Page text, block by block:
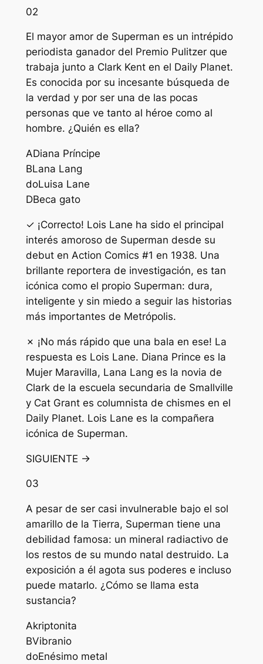
02
El mayor amor de Superman es un intrépido
periodista ganador del Premio Pulitzer que
trabaja junto a Clark Kent en el Daily Planet.
Es conocida por su incesante búsqueda de
la verdad y por ser una de las pocas
personas que ve tanto al héroe como al
hombre. ¿Quién es ella?
ADiana Príncipe
BLana Lang
doLuisa Lane
DBeca gato
✓ ¡Correcto! Lois Lane ha sido el principal
interés amoroso de Superman desde su
debut en Action Comics #1 en 1938. Una
brillante reportera de investigación, es tan
icónica como el propio Superman: dura,
inteligente y sin miedo a seguir las historias
más importantes de Metrópolis.
✗ ¡No más rápido que una bala en ese! La
respuesta es Lois Lane. Diana Prince es la
Mujer Maravilla, Lana Lang es la novia de
Clark de la escuela secundaria de Smallville
y Cat Grant es columnista de chismes en el
Daily Planet. Lois Lane es la compañera
icónica de Superman.
SIGUIENTE →
03
A pesar de ser casi invulnerable bajo el sol
amarillo de la Tierra, Superman tiene una
debilidad famosa: un mineral radiactivo de
los restos de su mundo natal destruido. La
exposición a él agota sus poderes e incluso
puede matarlo. ¿Cómo se llama esta
sustancia?
Akriptonita
BVibranio
doEnésimo metal